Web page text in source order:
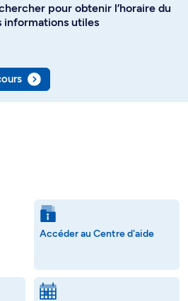
pour obtenir l’horaire du
informations utiles
Accéder au Centre d'aide